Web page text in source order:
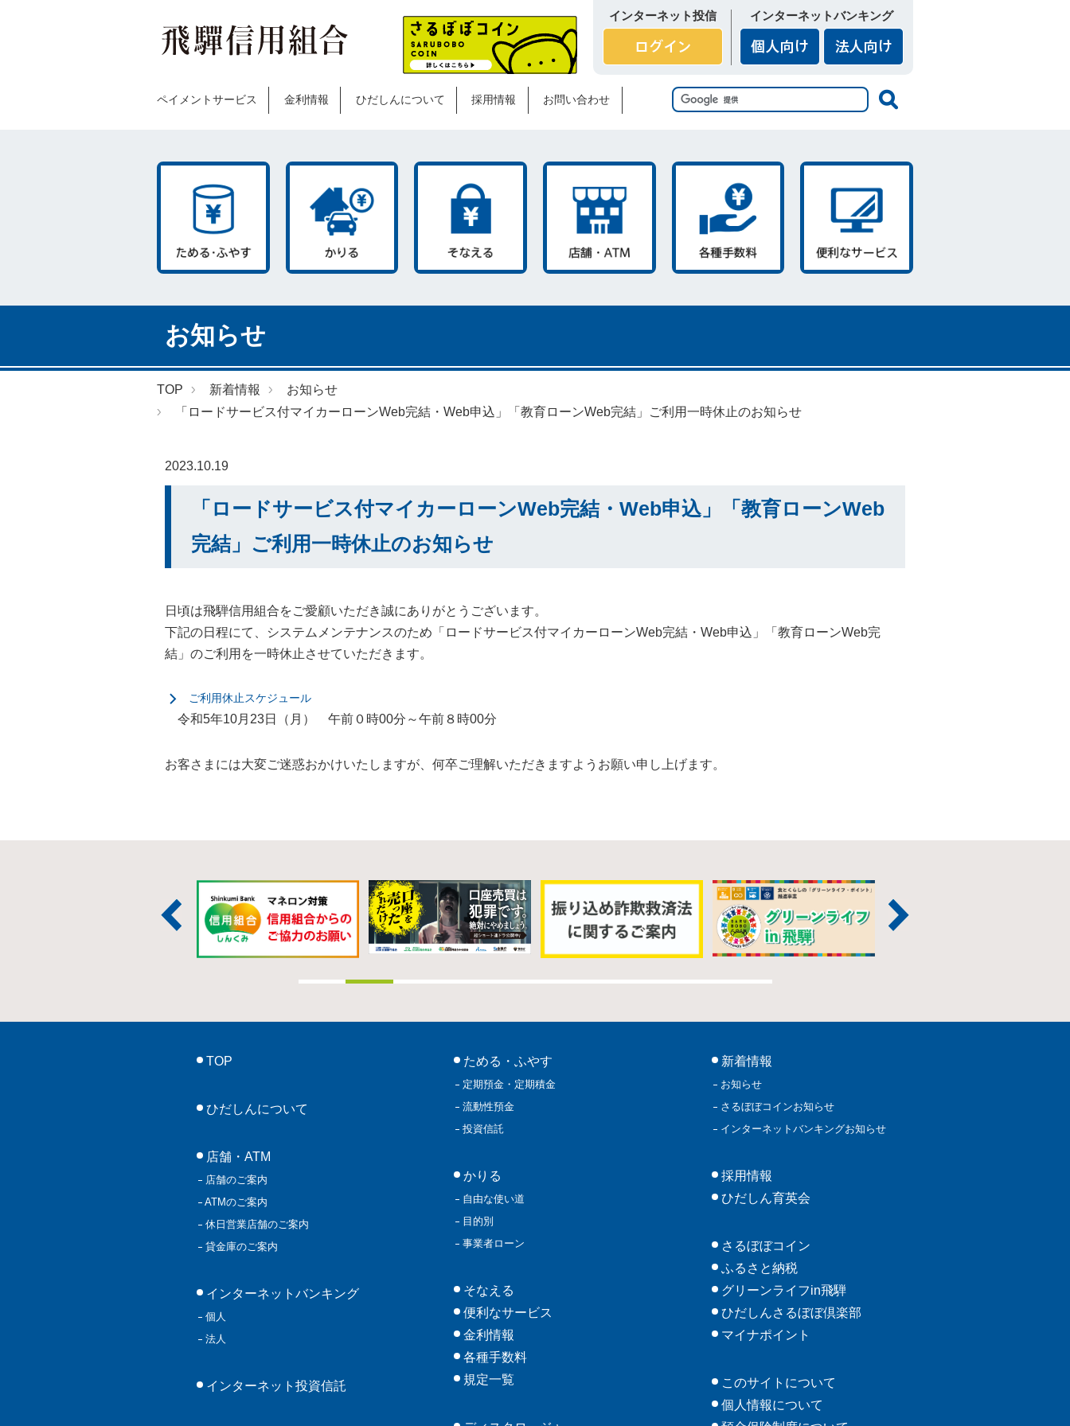
インターネットバンキング
インターネット投信
ペイメントサービス 金利情報 ひだしんについて 採用情報 お問い合わせ
お知らせ
TOP 新着情報
お知らせ
「ロードサービス付マイカーローンWeb完結・Web申込」「教育ローンWeb完結」ご利用一時休止のお知らせ
2023.10.19
「ロードサービス付マイカーローンWeb完結・Web申込」「教育ローンWeb
完結」ご利用一時休止のお知らせ
日頃は飛騨信用組合をご愛顧いただき誠にありがとうございます。
下記の日程にて、システムメンテナンスのため「ロードサービス付マイカーローンWeb完結・Web申込」「教育ローンWeb完
結」のご利用を一時休止させていただきます。
ご利用休止スケジュール
令和5年10月23日（月） 午前０時00分～午前８時00分
お客さまには大変ご迷惑おかけいたしますが、何卒ご理解いただきますようお願い申し上げます。
TOP
ひだしんについて
店舗・ATM
店舗のご案内
ATMのご案内
休日営業店舗のご案内
貸金庫のご案内
インターネットバンキング
個人
法人
インターネット投資信託
ためる・ふやす
定期預金・定期積金
流動性預金
投資信託
かりる
自由な使い道
目的別
事業者ローン
そなえる
便利なサービス
金利情報
各種手数料
規定一覧
新着情報
お知らせ
さるぼぼコインお知らせ
インターネットバンキングお知らせ
採用情報
ひだしん育英会
さるぼぼコイン
ふるさと納税
グリーンライフin飛騨
ひだしんさるぼぼ倶楽部
マイナポイント
このサイトについて
個人情報について